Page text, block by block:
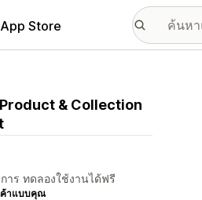
Store
& Collection
าร ทดลองใช้งานได้ฟรี
ค้าแบบคุณ